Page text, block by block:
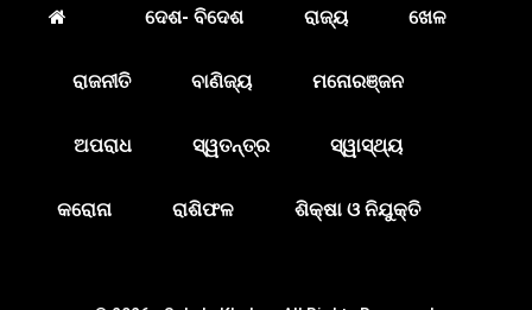
ଦେଶ- ବିଦେଶ ରାଜ୍ୟ ଖେଳ
ରାଜନୀତି ବାଣିଜ୍ୟ ମନୋରଞ୍ଜନ
ଅପରାଧ ସ୍ୱତନ୍ତ୍ର ସ୍ୱାସ୍ଥ୍ୟ
କରୋନା ରାଶିଫଳ ଶିକ୍ଷା ଓ ନିଯୁକ୍ତି